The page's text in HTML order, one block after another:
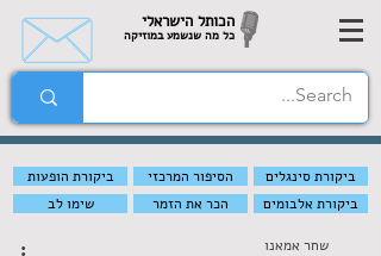
הכותל הישראלי
כל מה שנשמע במוזיקה
ביקורת הופעות הסיפור המרכזי
ביקורת סינגלים
שימו לב
הכר את הזמר ביקורת אלבומים
שחר אמאנו